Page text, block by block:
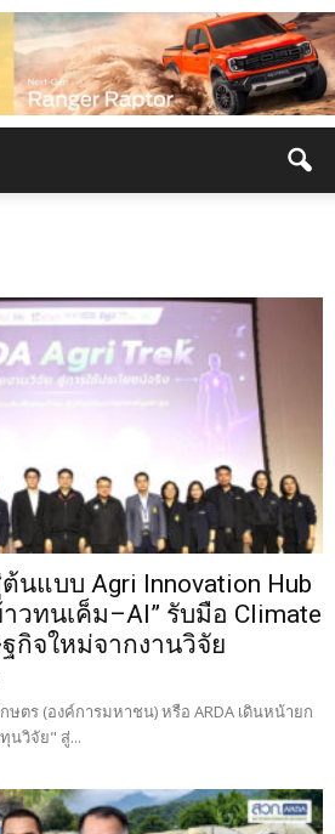
นแบบ Agri Innovation Hub
วทนเค็ม–AI” รับมือ Climate
ฐกิจใหม่จากงานวิจัย
ตร (องค์การมหาชน) หรือ ARDA เดินหน้ายก
นวิจัย" สู่...